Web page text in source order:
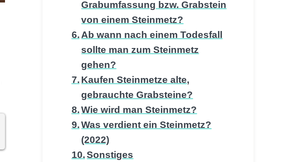
Grabumfassung bzw. Grabstein
von einem Steinmetz?
Ab wann nach einem Todesfall
sollte man zum Steinmetz
gehen?
Kaufen Steinmetze alte,
gebrauchte Grabsteine?
Wie wird man Steinmetz?
Was verdient ein Steinmetz?
(2022)
Sonstiges